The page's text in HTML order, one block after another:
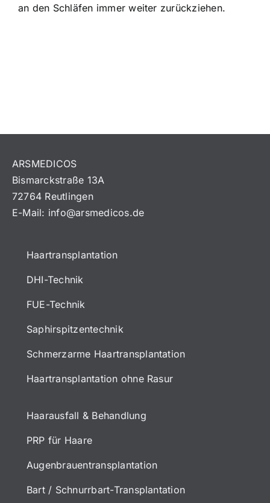
an den Schläfen immer weiter zurückziehen.
ARSMEDICOS
Bismarckstraße 13A
72764 Reutlingen
E-Mail: info@arsmedicos.de
Haartransplantation
DHI-Technik
FUE-Technik
Saphirspitzentechnik
Schmerzarme Haartransplantation
Haartransplantation ohne Rasur
Haarausfall & Behandlung
PRP für Haare
Augenbrauentransplantation
Bart / Schnurrbart-Transplantation